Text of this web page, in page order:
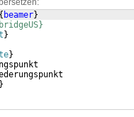
{ beamer}
}
}
}